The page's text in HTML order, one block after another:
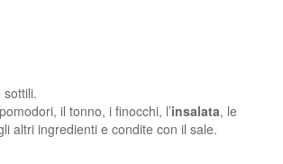
il tonno, i finocchi, l’insalata, le
altri ingredienti e condite con il sale.